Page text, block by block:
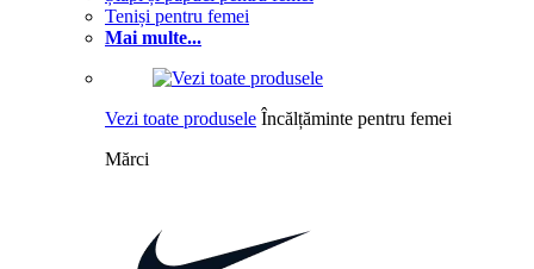
Teniși pentru femei
Mai multe...
Vezi toate produsele Încălțăminte pentru femei
Mărci